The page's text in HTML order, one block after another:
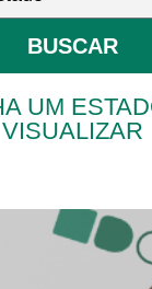
BUSCAR
UM
VISUALIZAR